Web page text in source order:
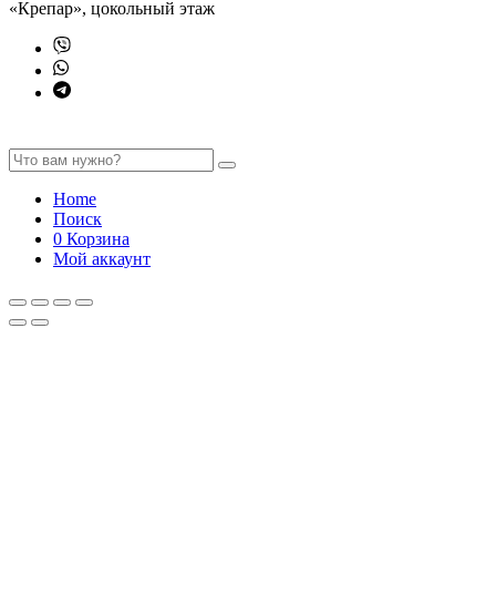
«Крепар», цокольный этаж
Home
Поиск
0 Корзина
Мой аккаунт